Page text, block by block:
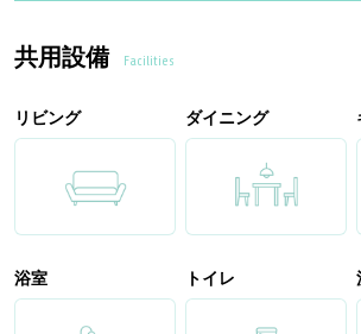
共用設備 Facilities
リビング ダイニング
浴室 トイレ